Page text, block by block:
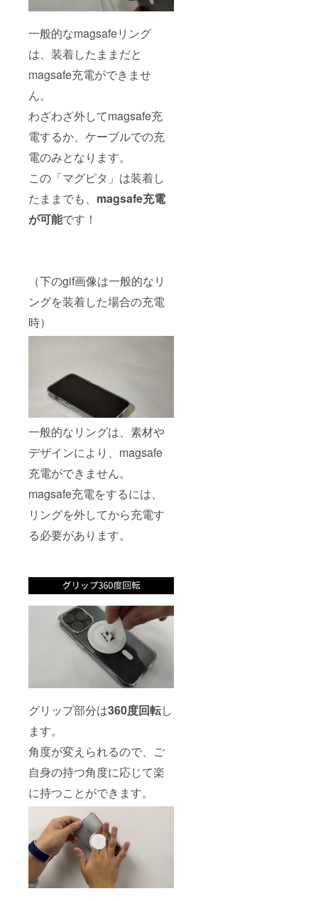
一般的なmagsafeリング
は、装着したままだと
magsafe充電ができませ
ん。
わざわざ外してmagsafe充
電するか、ケーブルでの充
電のみとなります。
この「マグピタ」は装着し
たままでも、 magsafe充電
が可能です！
（下のgif画像は一般的なリ
ングを装着した場合の充電
時）
一般的なリングは、素材や
デザインにより、magsafe
充電ができません。
magsafe充電をするには、
リングを外してから充電す
る必要があります。
グリップ部分は360度回転し
ます。
角度が変えられるので、ご
自身の持つ角度に応じて楽
に持つことができます。